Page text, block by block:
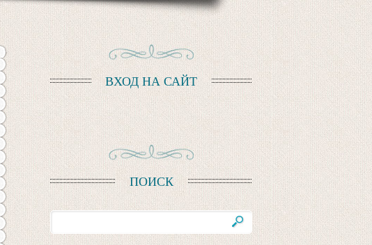
ВХОД НА САЙТ
ПОИСК